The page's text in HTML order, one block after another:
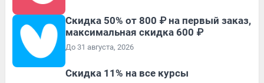
Скидка 50% от 800 ₽ на первый заказ,
максимальная скидка 600 ₽
До 31 августа, 2026
Скидка 11% на все курсы